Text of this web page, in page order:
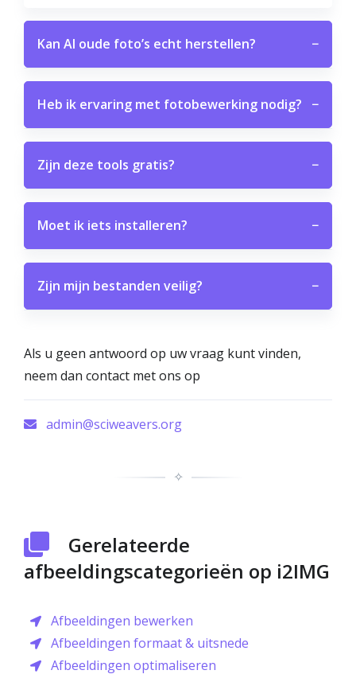
Kan AI oude foto’s echt herstellen? −
Heb ik ervaring met fotobewerking nodig? −
Zijn deze tools gratis? −
Moet ik iets installeren? −
Zijn mijn bestanden veilig? −
Als u geen antwoord op uw vraag kunt vinden,
neem dan contact met ons op
admin@sciweavers.org
✧
Gerelateerde
afbeeldingscategorieën op i2IMG
Afbeeldingen bewerken
Afbeeldingen formaat & uitsnede
Afbeeldingen optimaliseren